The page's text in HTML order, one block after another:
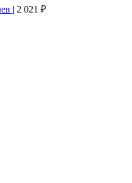
| 2 021 ₽